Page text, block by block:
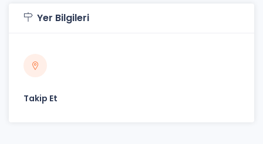
Yer Bilgileri
Takip Et